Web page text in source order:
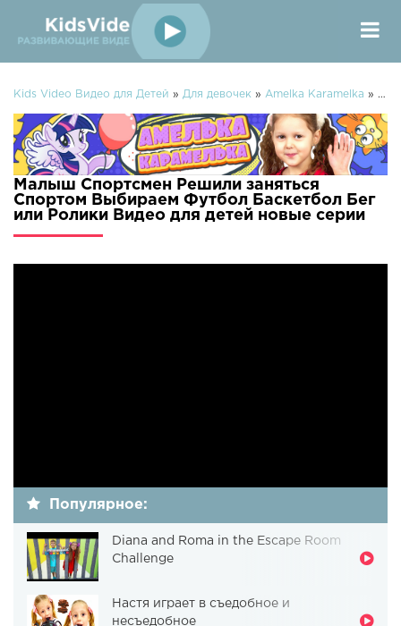
Kids Video Видео для Детей » Для девочек » Amelka Karamelka » Малыш Спортсмен Решили заняться Спортом Выбираем Футбол Баскетбол Бег или Ролики Видео для детей
Малыш Спортсмен Решили заняться
Спортом Выбираем Футбол Баскетбол Бег
или Ролики Видео для детей новые серии
Популярное:
Diana and Roma in the Escape Room
Challenge
Настя играет в съедобное и
несъедобное